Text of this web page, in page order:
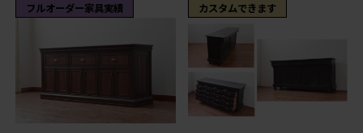
フルオーダー家具実績 カスタムできます